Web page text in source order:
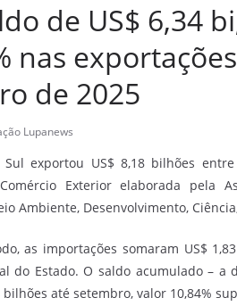
de US$ 6,34
nas
de 2025
Lupanews
Sul exportou US$ 8,18 bilhões
Exterior elaborada pela
Ambiente, Desenvolvimento,
as importações somaram US$
do Estado. O saldo acumulado –
bilhões até setembro, valor 10,84%